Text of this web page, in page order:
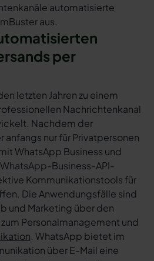
automatisierte
aus.
per
letzten Jahren zu einem
Nachrichtenkanal
Nachdem der
nur für Privatpersonen
WhatsApp Business und
Business-API-
Kommunikationstools für
Die Anwendungsfälle sind
und Marketing über den
Personalmanagement und
. WhatsApp bietet im
über E-Mail eine